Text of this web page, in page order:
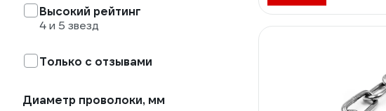
Высокий рейтинг
4 и 5 звезд
Только с отзывами
Диаметр проволоки, мм